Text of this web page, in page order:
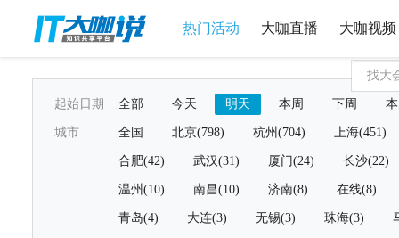
热门活动 大咖直播 大咖视频
起始日期 全部 今天 明天 本周 下周
城市 全国 北京(798) 杭州(704) 上海(451)
合肥(42) 武汉(31) 厦门(24) 长沙(22)
温州(10) 南昌(10) 济南(8) 在线(8)
青岛(4) 大连(3) 无锡(3) 珠海(3)